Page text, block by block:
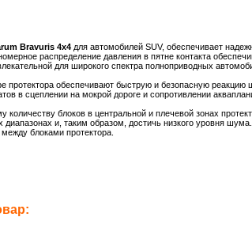
Bravuris 4x4для автомобилей SUV, обеспечивает
распределение давления в пятне контакта
для широкого спектра полноприводных
протектора обеспечивают быструю и безопасную
в сцеплении на мокрой дороге и сопротивлении
количеству блоков в центральной и плечевой зонах
диапазонах и, таким образом, достичь низкого уровня
блоками протектора.